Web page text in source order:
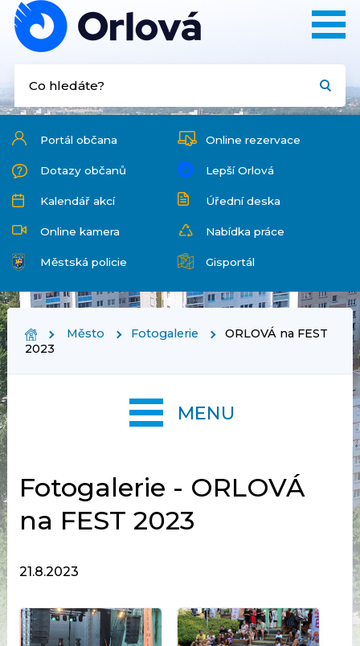
Portál občana Online rezervace
Dotazy občanů Lepší Orlová
Kalendář akcí Úřední deska
Online kamera Nabídka práce
Městská policie Gisportál
Město Fotogalerie
ORLOVÁ na FEST
2023
Fotogalerie - ORLOVÁ
na FEST 2023
21.8.2023
MENU